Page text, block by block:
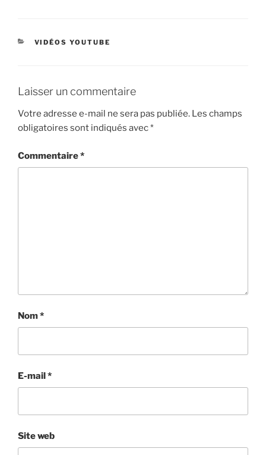
CATÉGORIES
VIDÉOS YOUTUBE
Laisser un commentaire
Votre adresse e-mail ne sera pas publiée. Les champs
obligatoires sont indiqués avec*
Commentaire*
Nom*
E-mail*
Site web